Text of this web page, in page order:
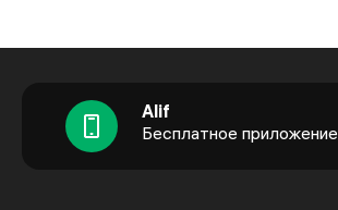
Alif
Бесплатное приложение